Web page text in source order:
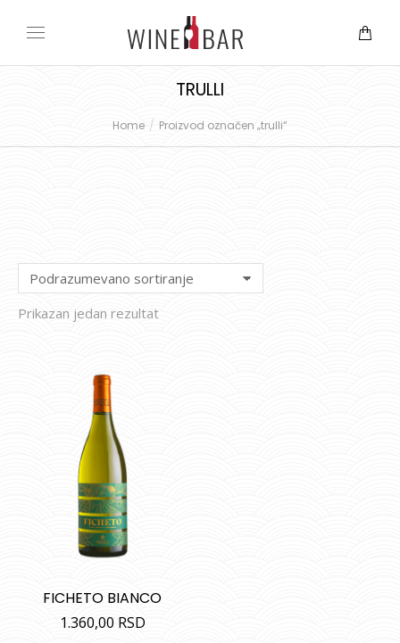
TRULLI
Home Proizvod označen „trulli“
Prikazan jedan rezultat
FICHETO BIANCO
1.360,00 RSD